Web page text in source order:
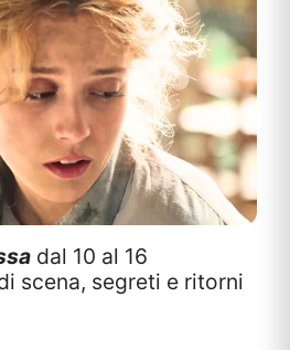
dal 10 al 16
scena, segreti e ritorni